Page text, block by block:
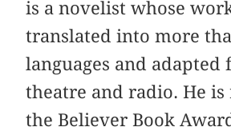
is a novelist whose
translated into more
languages and adapted
theatre and radio. He
the Believer Book